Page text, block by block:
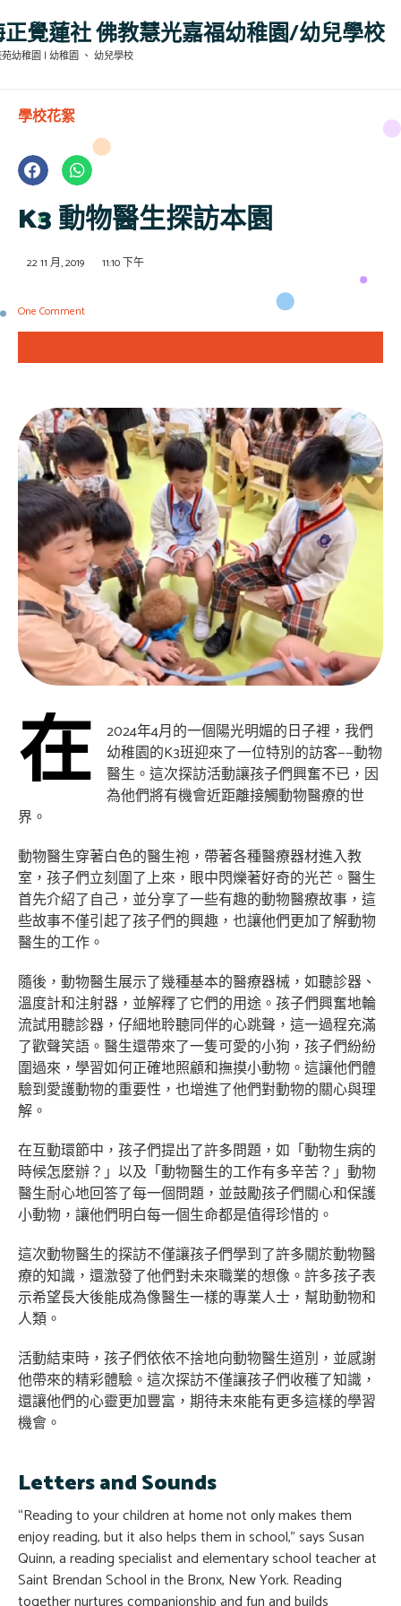
覺蓮社 佛教慧光嘉福幼稚園/幼兒學校
幼稚園 | 幼稚園 、 幼兒學校
學校花絮
K3 動物醫生探訪本園
22 11 月, 2019 11:10 下午
One Comment
在
2024年4月的一個陽光明媚的日子裡，我們
幼稚園的K3班迎來了一位特別的訪客——動物
醫生。這次探訪活動讓孩子們興奮不已，因
為他們將有機會近距離接觸動物醫療的世
界。
動物醫生穿著白色的醫生袍，帶著各種醫療器材進入教
室，孩子們立刻圍了上來，眼中閃爍著好奇的光芒。醫生
首先介紹了自己，並分享了一些有趣的動物醫療故事，這
些故事不僅引起了孩子們的興趣，也讓他們更加了解動物
醫生的工作。
隨後，動物醫生展示了幾種基本的醫療器械，如聽診器、
溫度計和注射器，並解釋了它們的用途。孩子們興奮地輪
流試用聽診器，仔細地聆聽同伴的心跳聲，這一過程充滿
了歡聲笑語。醫生還帶來了一隻可愛的小狗，孩子們紛紛
圍過來，學習如何正確地照顧和撫摸小動物。這讓他們體
驗到愛護動物的重要性，也增進了他們對動物的關心與理
解。
在互動環節中，孩子們提出了許多問題，如「動物生病的
時候怎麼辦？」以及「動物醫生的工作有多辛苦？」動物
醫生耐心地回答了每一個問題，並鼓勵孩子們關心和保護
小動物，讓他們明白每一個生命都是值得珍惜的。
這次動物醫生的探訪不僅讓孩子們學到了許多關於動物醫
療的知識，還激發了他們對未來職業的想像。許多孩子表
示希望長大後能成為像醫生一樣的專業人士，幫助動物和
人類。
活動結束時，孩子們依依不捨地向動物醫生道別，並感謝
他帶來的精彩體驗。這次探訪不僅讓孩子們收穫了知識，
還讓他們的心靈更加豐富，期待未來能有更多這樣的學習
機會。
Letters and Sounds
“Reading to your children at home not only makes them
enjoy reading, but it also helps them in school,” says Susan
Quinn, a reading specialist and elementary school teacher at
Saint Brendan School in the Bronx, New York. Reading